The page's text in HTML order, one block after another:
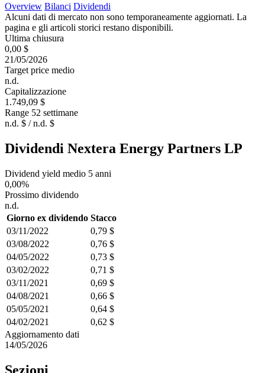
Overview Bilanci Dividendi
Alcuni dati di mercato non sono temporaneamente aggiornati. La
pagina e gli articoli storici restano disponibili.
Ultima chiusura
0,00 $
21/05/2026
Target price medio
n.d.
Capitalizzazione
1.749,09 $
Range 52 settimane
n.d. $ / n.d. $
Dividendi Nextera Energy Partners LP
Dividend yield medio 5 anni
0,00%
Prossimo dividendo
n.d.
Giorno ex dividendo Stacco
03/11/2022
0,79 $
03/08/2022
0,76 $
04/05/2022
0,73 $
03/02/2022
0,71 $
03/11/2021
0,69 $
04/08/2021
0,66 $
05/05/2021
0,64 $
04/02/2021
0,62 $
Aggiornamento dati
14/05/2026
Sezioni